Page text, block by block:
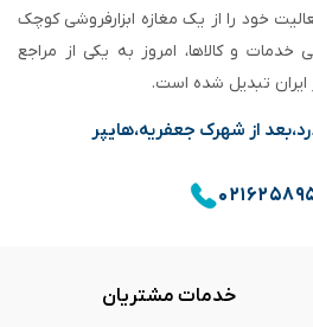
خود را از یک مغازه ابزارفروشی کوچک
و کالاها، امروز به یکی از مراجع
تبدیل شده است.
از شهرک جعفریه،هایپر
خدمات مشتریان